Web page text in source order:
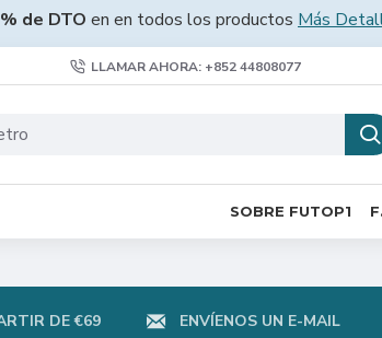
de DTO en en todos los productos Más
LLAMAR AHORA: +852 44808077
SOBRE FUTOP1
DE €69 ENVÍENOS UN E-MAIL